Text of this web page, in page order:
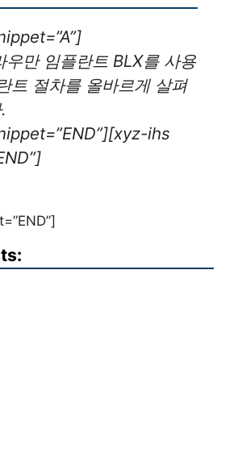
우만 임플란트 BLX를 사용
트 절차를 올바르게 살펴
ihs